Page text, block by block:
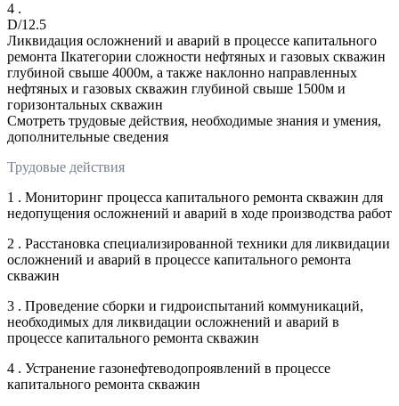
4 .
D/12.5
Ликвидация осложнений и аварий в процессе капитального
ремонта IIкатегории сложности нефтяных и газовых скважин
глубиной свыше 4000м, а также наклонно направленных
нефтяных и газовых скважин глубиной свыше 1500м и
горизонтальных скважин
Смотреть трудовые действия, необходимые знания и умения,
дополнительные сведения
Трудовые действия
1 . Мониторинг процесса капитального ремонта скважин для
недопущения осложнений и аварий в ходе производства работ
2 . Расстановка специализированной техники для ликвидации
осложнений и аварий в процессе капитального ремонта
скважин
3 . Проведение сборки и гидроиспытаний коммуникаций,
необходимых для ликвидации осложнений и аварий в
процессе капитального ремонта скважин
4 . Устранение газонефтеводопроявлений в процессе
капитального ремонта скважин